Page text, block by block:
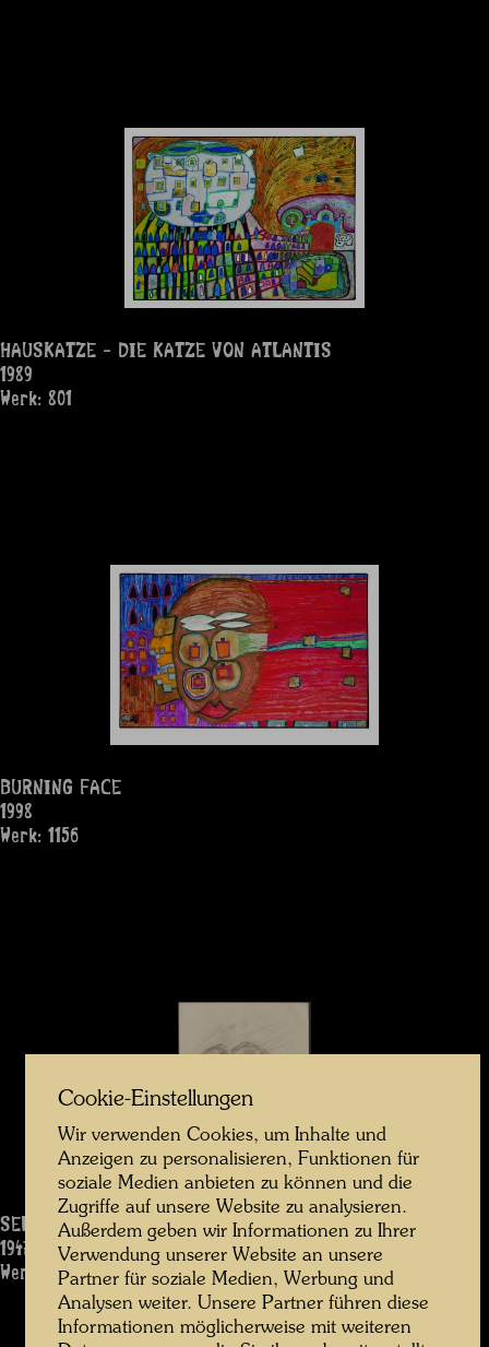
HAUSKATZE - DIE KATZE VON ATLANTIS
1989
Werk: 801
BURNING FACE
1998
Werk: 1156
SELBSTBILDNIS
1947
Werk: 959
Cookie-Einstellungen
Wir verwenden Cookies, um Inhalte und
Anzeigen zu personalisieren, Funktionen für
soziale Medien anbieten zu können und die
Zugriffe auf unsere Website zu analysieren.
Außerdem geben wir Informationen zu Ihrer
Verwendung unserer Website an unsere
Partner für soziale Medien, Werbung und
Analysen weiter. Unsere Partner führen diese
Informationen möglicherweise mit weiteren